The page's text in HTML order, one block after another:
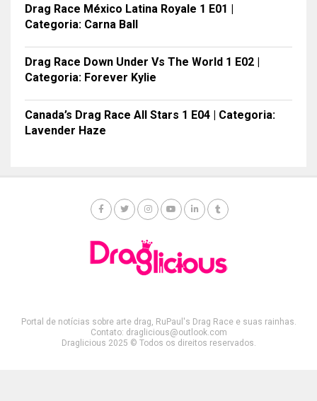
Drag Race México Latina Royale 1 E01 |
Categoria: Carna Ball
Drag Race Down Under Vs The World 1 E02 |
Categoria: Forever Kylie
Canada’s Drag Race All Stars 1 E04 | Categoria:
Lavender Haze
Portal de notícias sobre arte drag, RuPaul's Drag Race e suas rainhas.
Contato: draglicious@outlook.com
Draglicious 2025 © Todos os direitos reservados.